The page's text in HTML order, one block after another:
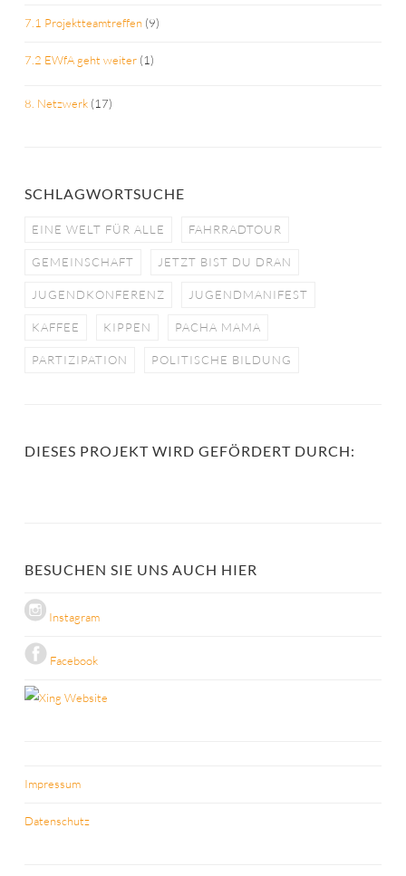
7.1 Projektteamtreffen (9)
7.2 EWfA geht weiter (1)
8. Netzwerk (17)
SCHLAGWORTSUCHE
EINE WELT FÜR ALLE FAHRRADTOUR
GEMEINSCHAFT JETZT BIST DU DRAN
JUGENDKONFERENZ JUGENDMANIFEST
KAFFEE KIPPEN PACHA MAMA
PARTIZIPATION POLITISCHE BILDUNG
DIESES PROJEKT WIRD GEFÖRDERT DURCH:
BESUCHEN SIE UNS AUCH HIER
Instagram
Facebook
Website
Impressum
Datenschutz